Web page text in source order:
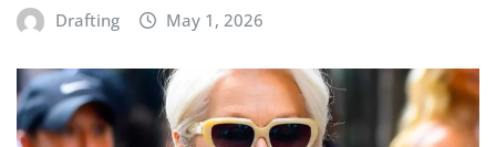
Drafting May 1, 2026